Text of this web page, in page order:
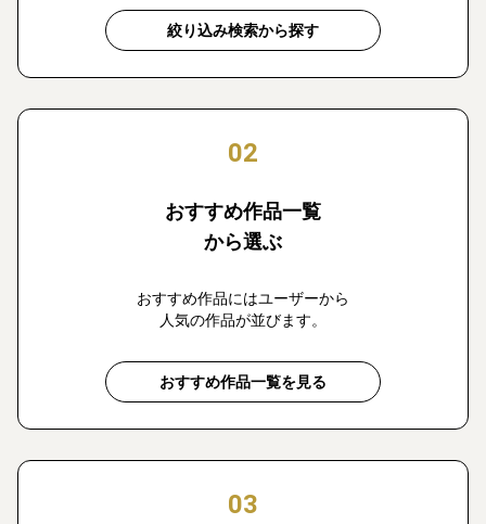
絞り込み検索から探す
02
おすすめ作品一覧
から選ぶ
おすすめ作品にはユーザーから
人気の作品が並びます。
おすすめ作品一覧を見る
03